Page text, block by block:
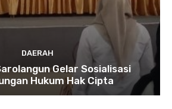
DAERAH
Gelar Sosialisasi
Hukum Hak Cipta